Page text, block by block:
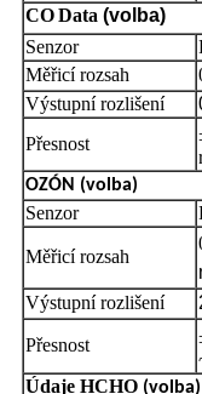
COData (volba)
Senzor
Měřicí rozsah
Výstupní rozlišení
Přesnost
OZÓN (volba)
Senzor
Měřicí rozsah
Výstupní rozlišení
Přesnost
Údaje HCHO (volba)